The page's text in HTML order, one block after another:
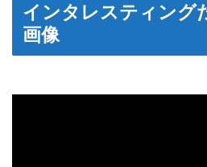
インタレスティング
画像